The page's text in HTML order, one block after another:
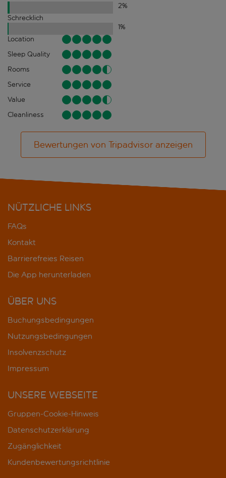
2%
Schrecklich
1%
Location
Sleep Quality
Rooms
Service
Value
Cleanliness
Bewertungen von Tripadvisor anzeigen
NÜTZLICHE LINKS
FAQs
Kontakt
Barrierefreies Reisen
Die App herunterladen
ÜBER UNS
Buchungsbedingungen
Nutzungsbedingungen
Insolvenzschutz
Impressum
UNSERE WEBSEITE
Gruppen-Cookie-Hinweis
Datenschutzerklärung
Zugänglichkeit
Kundenbewertungsrichtlinie